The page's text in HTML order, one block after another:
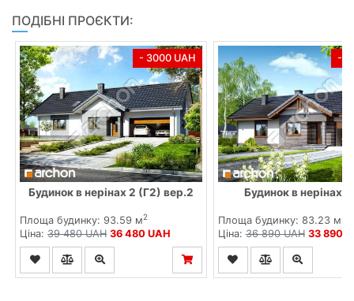
ПОДІБНІ ПРОЄКТИ:
- 3000 UAH
Будинок в нерінах 2 (Г2) вер.2
Площа будинку: 93.59 м2
Ціна: 39 480 UAH 36 480 UAH
-
Будинок в нерінах
Площа будинку: 83.23 м
Ціна:36 890 UAH 33 890